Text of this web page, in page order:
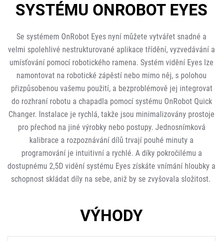
SYSTÉMU ONROBOT EYES
Se systémem OnRobot Eyes nyní můžete vytvářet snadné a
velmi spolehlivé nestrukturované aplikace třídění, vyzvedávání a
umísťování pomocí robotického ramena. Systém vidění Eyes lze
namontovat na robotické zápěstí nebo mimo něj, s polohou
přizpůsobenou vašemu použití, a bezproblémově jej integrovat
do rozhraní robotu a chapadla pomocí systému OnRobot Quick
Changer. Instalace je rychlá, takže jsou minimalizovány prostoje
pro přechod na jiné výrobky nebo postupy. Jednosnímková
kalibrace a rozpoznávání dílů trvají pouhé minuty a
programování je intuitivní a rychlé. A díky pokročilému a
dostupnému 2,5D vidění systému Eyes získáte vnímání hloubky a
schopnost skládat díly na sebe, aniž by se zvyšovala složitost.
VÝHODY